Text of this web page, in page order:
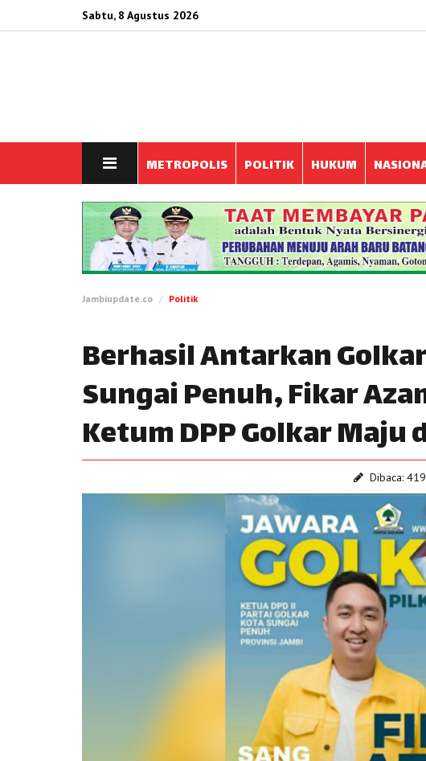
Sabtu, 8 Agustus 2026
METROPOLIS POLITIK HUKUM
Jambiupdate.co Politik
Berhasil Antarkan
Sungai Penuh, Fikar
Ketum DPP Golkar Maju
Dibaca: